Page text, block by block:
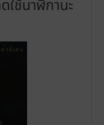
ช้นาฬิกานะ